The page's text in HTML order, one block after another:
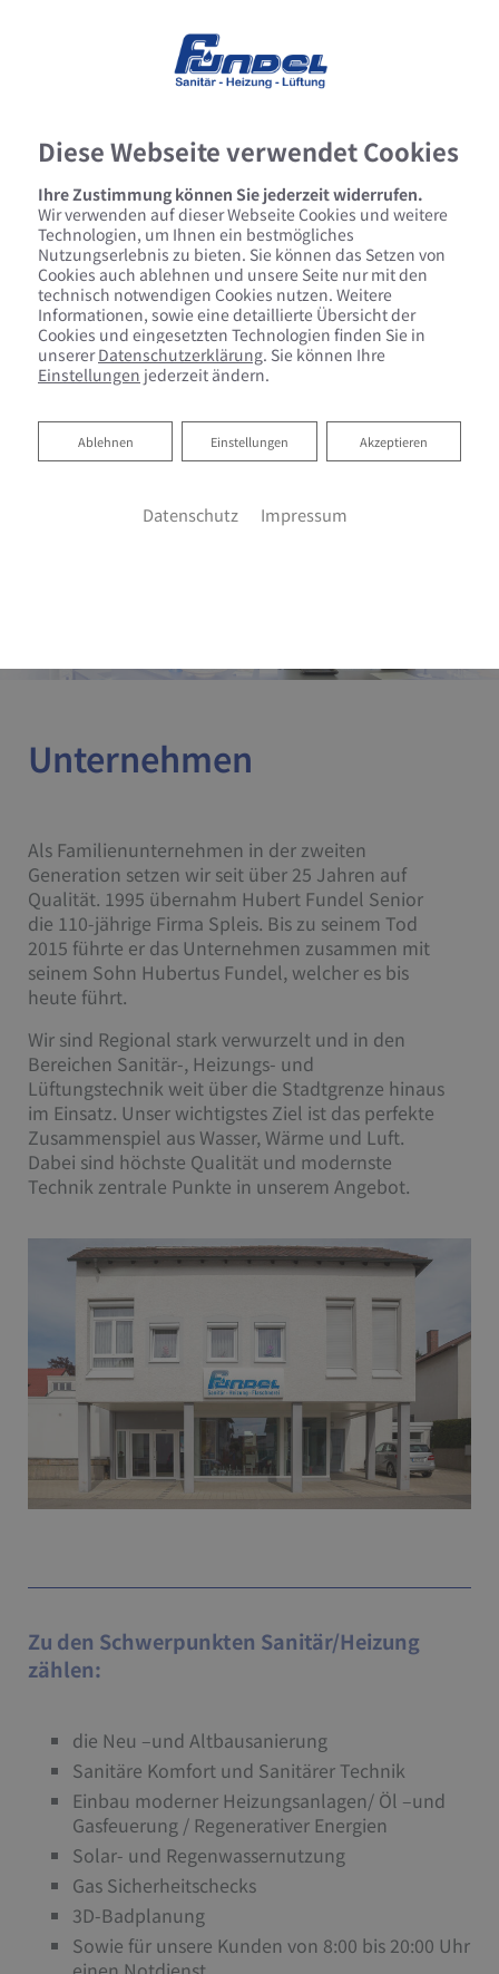
Unternehmen
Als Familienunternehmen in der zweiten
Generation setzen wir seit über 25 Jahren auf
Qualität. 1995 übernahm Hubert Fundel Senior
die 110-jährige Firma Spleis. Bis zu seinem Tod
2015 führte er das Unternehmen zusammen mit
seinem Sohn Hubertus Fundel, welcher es bis
heute führt.
Wir sind Regional stark verwurzelt und in den
Bereichen Sanitär-, Heizungs- und
Lüftungstechnik weit über die Stadtgrenze hinaus
im Einsatz. Unser wichtigstes Ziel ist das perfekte
Zusammenspiel aus Wasser, Wärme und Luft.
Dabei sind höchste Qualität und modernste
Technik zentrale Punkte in unserem Angebot.
Zu den Schwerpunkten Sanitär/Heizung
zählen:
die Neu –und Altbausanierung
Sanitäre Komfort und Sanitärer Technik
Einbau moderner Heizungsanlagen/ Öl –und
Gasfeuerung / Regenerativer Energien
Solar- und Regenwassernutzung
Gas Sicherheitschecks
3D-Badplanung
Sowie für unsere Kunden von 8:00 bis 20:00 Uhr
Diese Webseite verwendet Cookies
Ihre Zustimmung können Sie jederzeit widerrufen.
Wir verwenden auf dieser Webseite Cookies und weitere
Technologien, um Ihnen ein bestmögliches
Nutzungserlebnis zu bieten. Sie können das Setzen von
Cookies auch ablehnen und unsere Seite nur mit den
technisch notwendigen Cookies nutzen. Weitere
Informationen, sowie eine detaillierte Übersicht der
Cookies und eingesetzten Technologien finden Sie in
unsererDatenschutzerklärung. Sie können Ihre
Einstellungen jederzeit ändern.
Akzeptieren
Einstellungen
Ablehnen
Ablehnen
Datenschutz Impressum